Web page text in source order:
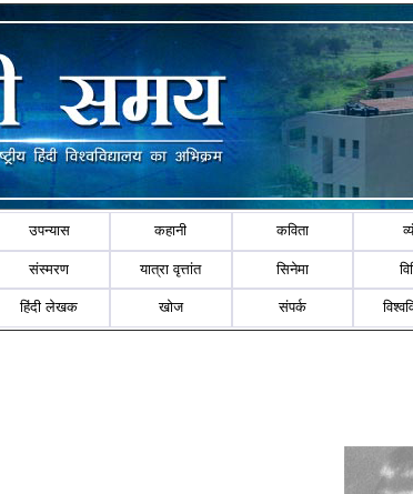
उपन्यास कहानी कविता
संस्मरण यात्रा वृत्तांत सिनेमा
हिंदी लेखक खोज संपर्क